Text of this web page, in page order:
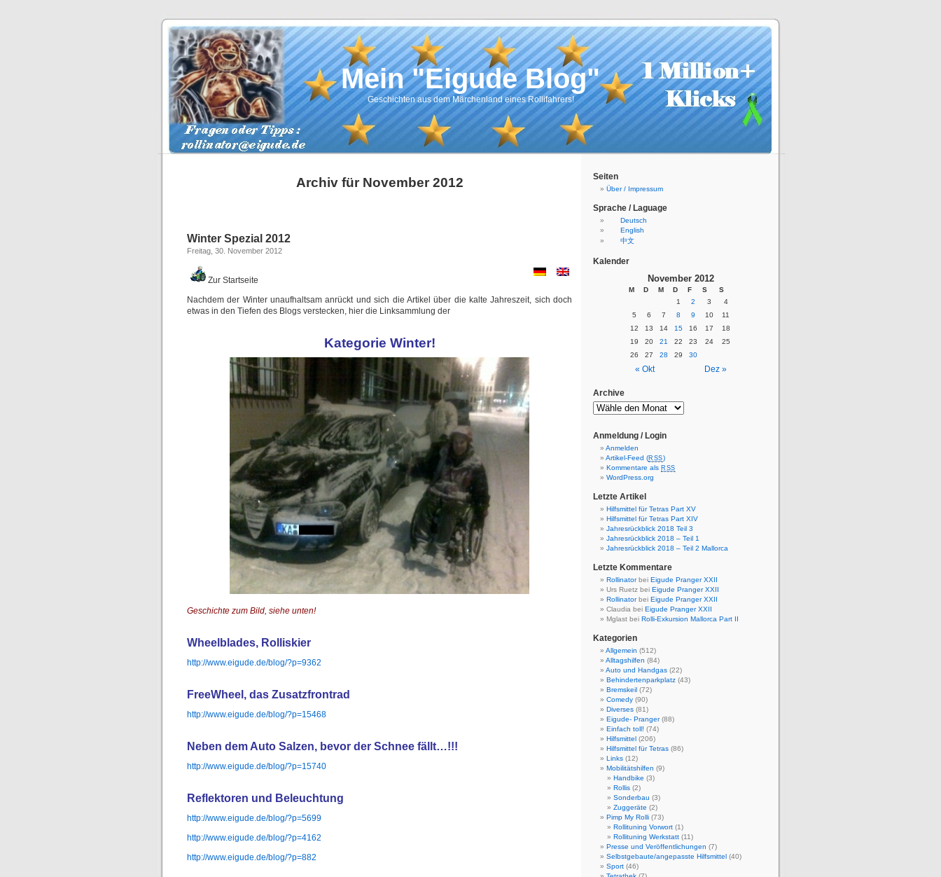
Mein "Eigude Blog"
Geschichten aus dem Märchenland eines Rollifahrers!
Archiv für November 2012
Winter Spezial 2012
Freitag, 30. November 2012
Zur Startseite
Nachdem der Winter unaufhaltsam anrückt und sich die Artikel über die kalte Jahreszeit, sich doch
etwas in den Tiefen des Blogs verstecken, hier die Linksammlung der
Kategorie Winter!
Geschichte zum Bild, siehe unten!
Wheelblades, Rolliskier
http://www.eigude.de/blog/?p=9362
FreeWheel, das Zusatzfrontrad
http://www.eigude.de/blog/?p=15468
Neben dem Auto Salzen, bevor der Schnee fällt…!!!
http://www.eigude.de/blog/?p=15740
Reflektoren und Beleuchtung
http://www.eigude.de/blog/?p=5699
http://www.eigude.de/blog/?p=4162
http://www.eigude.de/blog/?p=882
Seiten
Über / Impressum
Sprache / Laguage
Deutsch
English
中文
Kalender
November 2012
M D M D F S S
« Okt Dez »
1 2 3
4
5
6 7 8 9 10
11
12
13 14 15 16 17
18
19
20 21 22 23 24
25
26
27 28 29 30
Archive
Anmeldung / Login
Anmelden
Artikel-Feed (RSS)
Kommentare als RSS
WordPress.org
Letzte Artikel
Hilfsmittel für Tetras Part XV
Hilfsmittel für Tetras Part XIV
Jahresrückblick 2018 Teil 3
Jahresrückblick 2018 – Teil 1
Jahresrückblick 2018 – Teil 2 Mallorca
Letzte Kommentare
Rollinatorbei Eigude Pranger XXII
Urs Ruetz bei Eigude Pranger XXII
Rollinatorbei Eigude Pranger XXII
Claudia bei Eigude Pranger XXII
Mglast bei Rolli-Exkursion Mallorca Part II
Kategorien
Allgemein (512)
Alltagshilfen (84)
Auto und Handgas (22)
Behindertenparkplatz (43)
Bremskeil (72)
Comedy (90)
Diverses (81)
Eigude- Pranger(88)
Einfach toll! (74)
Hilfsmittel (206)
Hilfsmittel für Tetras (86)
Links (12)
Mobilitätshilfen (9)
Handbike (3)
Rollis (2)
Sonderbau (3)
Zuggeräte (2)
Pimp My Rolli (73)
Rollituning Vorwort (1)
Rollituning Werkstatt (11)
Presse und Veröffentlichungen (7)
Selbstgebaute/angepasste Hilfsmittel (40)
Sport (46)